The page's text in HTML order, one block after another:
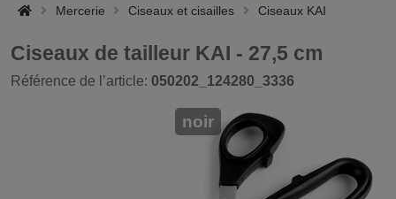
Mercerie Ciseaux et cisailles Ciseaux KAI
Ciseaux de tailleur KAI - 27,5 cm
Référence de l’article: 050202_124280_3336
noir